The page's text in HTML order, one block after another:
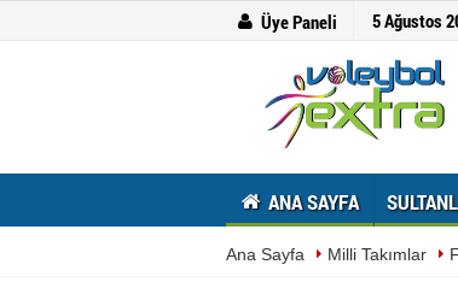
Üye Paneli 5 Ağustos
ANA SAYFA
Ana Sayfa Milli Takımlar